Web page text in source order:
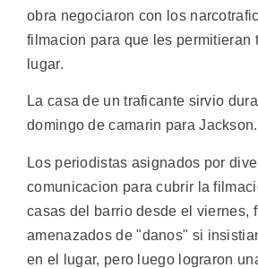
obra negociaron con los
filmacion para que les permitieran
lugar.
La casa de un traficante sirvio
domingo de camarin para Jackson.
Los periodistas asignados por
comunicacion para cubrir la
casas del barrio desde el viernes,
amenazados de "danos" si
en el lugar, pero luego lograron